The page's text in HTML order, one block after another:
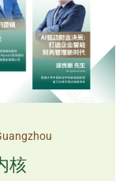
、潘天佑博士 Dr
核